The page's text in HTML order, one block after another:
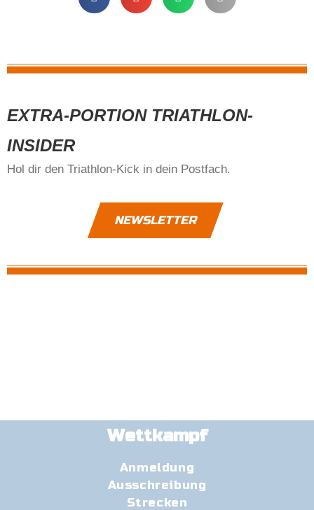
EXTRA-PORTION TRIATHLON-
INSIDER
Hol dir den Triathlon-Kick in dein Postfach.
NEWSLETTER
Wettkampf
Anmeldung
Ausschreibung
Strecken